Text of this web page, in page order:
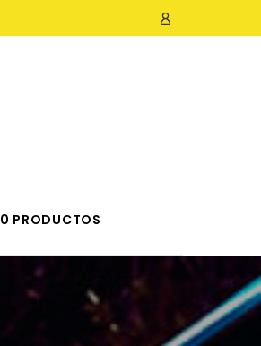
0 PRODUCTOS